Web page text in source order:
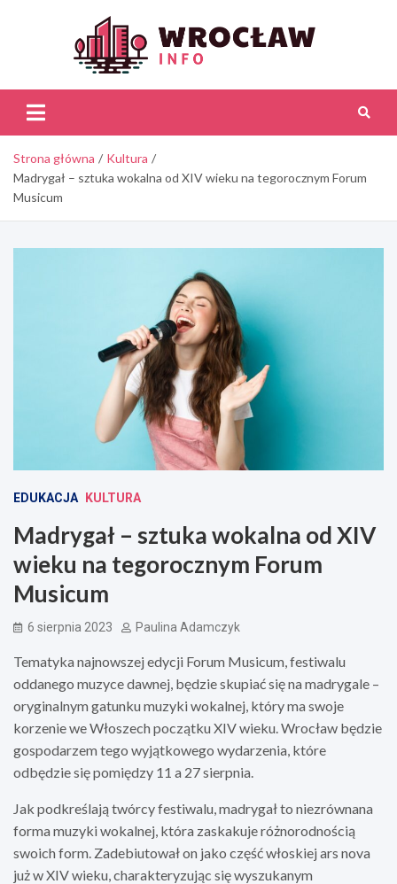
Strona główna
Kultura
Madrygał – sztuka wokalna od XIV wieku na tegorocznym Forum
Musicum
EDUKACJA KULTURA
Madrygał – sztuka wokalna od XIV
wieku na tegorocznym Forum
Musicum
6 sierpnia 2023 Paulina Adamczyk
Tematyka najnowszej edycji Forum Musicum, festiwalu
oddanego muzyce dawnej, będzie skupiać się na madrygale –
oryginalnym gatunku muzyki wokalnej, który ma swoje
korzenie we Włoszech początku XIV wieku. Wrocław będzie
gospodarzem tego wyjątkowego wydarzenia, które
odbędzie się pomiędzy 11 a 27 sierpnia.
Jak podkreślają twórcy festiwalu, madrygał to niezrównana
forma muzyki wokalnej, która zaskakuje różnorodnością
swoich form. Zadebiutował on jako część włoskiej ars nova
już w XIV wieku, charakteryzując się wyszukanym